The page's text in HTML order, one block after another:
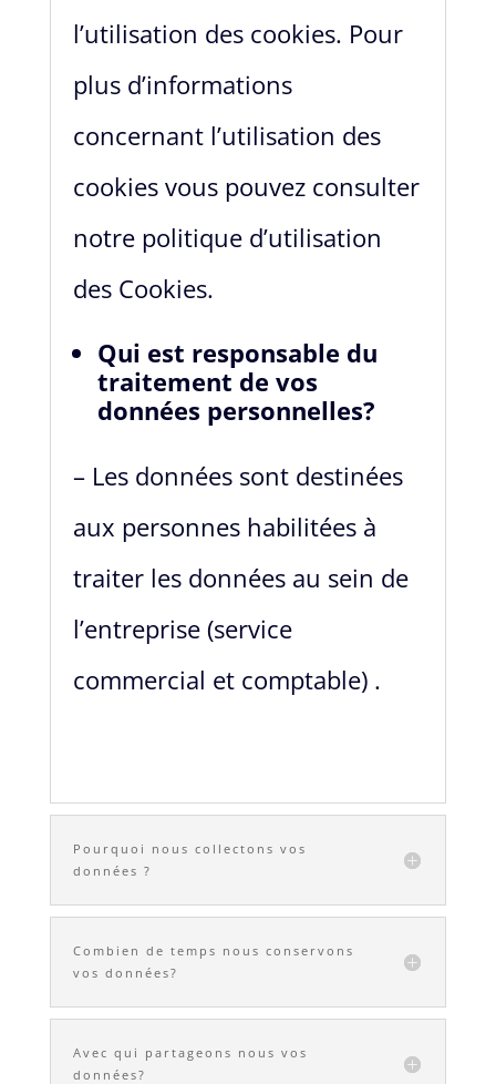
l’utilisation des cookies. Pour
plus d’informations
concernant l’utilisation des
cookies vous pouvez consulter
notre politique d’utilisation
des Cookies.
Qui est responsable du
traitement de vos
données personnelles?
– Les données sont destinées
aux personnes habilitées à
traiter les données au sein de
l’entreprise (service
commercial et comptable) .
Pourquoi nous collectons vos
données ?
Combien de temps nous conservons
vos données?
Avec qui partageons nous vos
données?